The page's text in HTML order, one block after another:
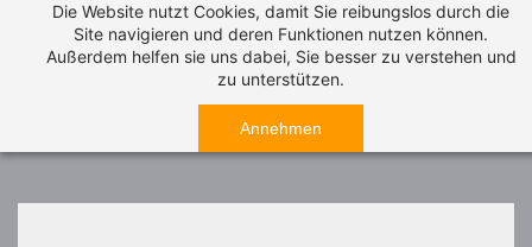
Die Website nutzt Cookies, damit Sie reibungslos durch die
Site navigieren und deren Funktionen nutzen können.
Außerdem helfen sie uns dabei, Sie besser zu verstehen und
zu unterstützen.
Annehmen